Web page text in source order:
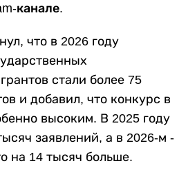
канале.
что в 2026 году
стали более 75
и добавил, что конкурс в
высоким. В 2025 году
заявлений, а в 2026-м -
на 14 тысяч больше.